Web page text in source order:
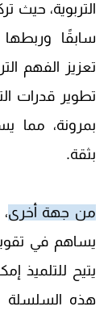
التربوية، حيث
سابقًا
تعزيز الفهم
تطوير قدرات
بمرونة، مما
بثقة.
من جهة أخرى
يساهم في
يتيح للتلميذ
هذه السلسلة